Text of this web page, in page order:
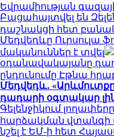
Եվրամիության
Բացահայտվել են
դաշնակցի հետ
Մեդվեդևը Ուրսուլա
մականուններ է տվել
օդանավակայանը
ընդունումը Էթնա
Մեդվեդև․
դադարի օգտակար
Գելենջիկում
հարձակման
նշել է ԵՄ-ի հետ